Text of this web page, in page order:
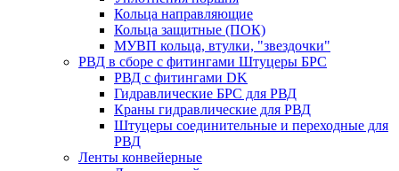
Кольца направляющие
Кольца защитные (ПОК)
МУВП кольца, втулки, "звездочки"
РВД в сборе с фитингами Штуцеры БРС
РВД с фитингами DK
Гидравлические БРС для РВД
Краны гидравлические для РВД
Штуцеры соединительные и переходные для
РВД
Ленты конвейерные